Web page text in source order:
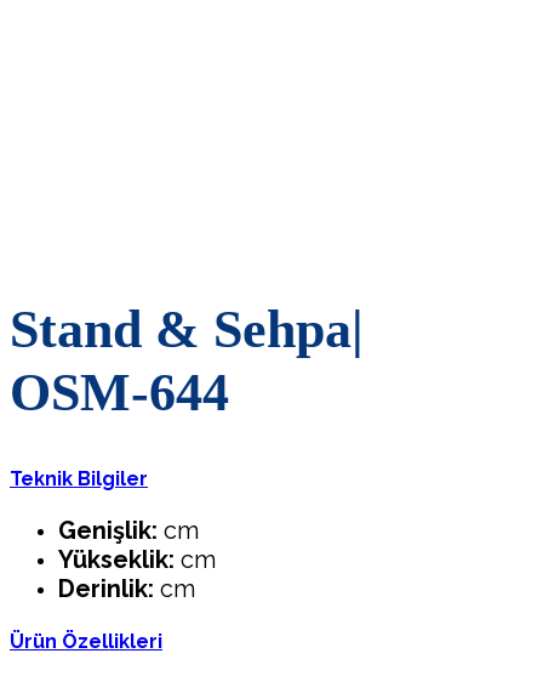
Stand & Sehpa|
OSM-644
Teknik Bilgiler
Genişlik: cm
Yükseklik: cm
Derinlik: cm
Ürün Özellikleri